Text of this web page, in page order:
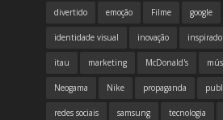
divertido emoção Filme google
identidade visual inovação
itau marketing McDonald's
Neogama Nike propaganda
redes sociais samsung tecnologia